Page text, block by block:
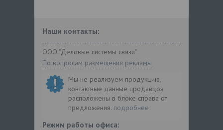
Наши контакты:
ООО "Деловые системы связи"
По вопросам размещения рекламы
Мы не реализуем продукцию,
контактные данные продавцов
расположены в блоке справа от
предложения. подробнее
Режим работы офиса: